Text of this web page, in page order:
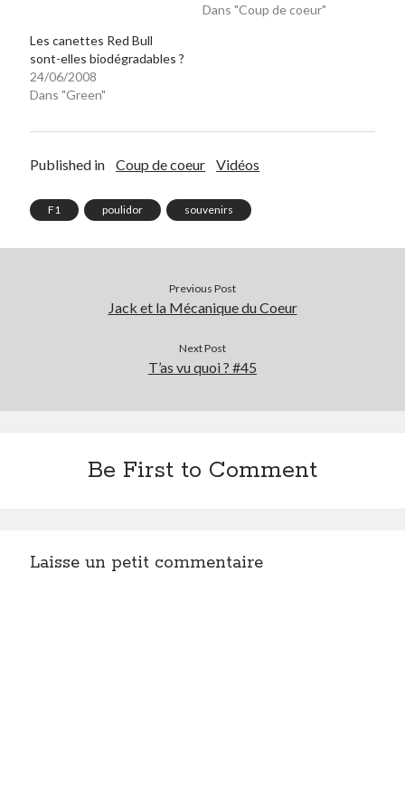
Dans "Coup de coeur"
Les canettes Red Bull
sont-elles biodégradables ?
24/06/2008
Dans "Green"
Published in Coup de coeur Vidéos
F1 poulidor souvenirs
Previous Post
Jack et la Mécanique du Coeur
Next Post
T’as vu quoi ? #45
Be First to Comment
Laisse un petit commentaire